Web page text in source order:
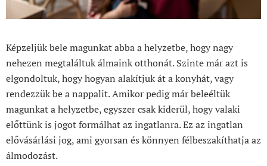
Képzeljük bele magunkat abba a helyzetbe, hogy nagy
nehezen megtaláltuk álmaink otthonát. Szinte már azt is
elgondoltuk, hogy hogyan alakítjuk át a konyhát, vagy
rendezzük be a nappalit. Amikor pedig már beleéltük
magunkat a helyzetbe, egyszer csak kiderül, hogy valaki
előttünk is jogot formálhat az ingatlanra. Ez az ingatlan
elővásárlási jog, ami gyorsan és könnyen félbeszakíthatja az
álmodozást.